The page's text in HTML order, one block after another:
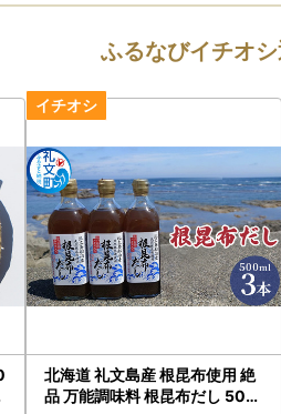
ふるなびイチオ
北海道 礼文島産 根昆布使用 絶
品 万能調味料 根昆布だし 500